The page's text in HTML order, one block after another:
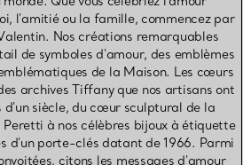
l'amitié ou la famille, commencez par
Nos créations remarquables
de symboles d'amour, des emblèmes
de la Maison. Les cœurs
archives Tiffany que nos artisans ont
d'un siècle, du cœur sculptural de la
à nos célèbres bijoux à étiquette
d'un porte-clés datant de 1966. Parmi
citons les messages d'amour